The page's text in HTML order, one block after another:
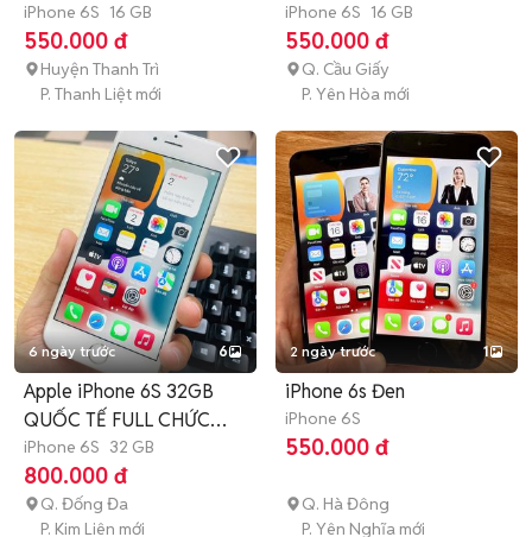
iPhone 6S 16 GB
550.000 đ
Huyện Thanh Trì
P. Thanh Liệt mới
iPhone 6S 16 GB
550.000 đ
Q. Cầu Giấy
P. Yên Hòa mới
6 ngày trước 6
Apple iPhone 6S 32GB
QUỐC TẾ FULL CHỨC
NĂNG
iPhone 6S 32 GB
800.000 đ
Q. Đống Đa
P. Kim Liên mới
2 ngày trước 1
iPhone 6s Đen
iPhone 6S
550.000 đ
Q. Hà Đông
P. Yên Nghĩa mới